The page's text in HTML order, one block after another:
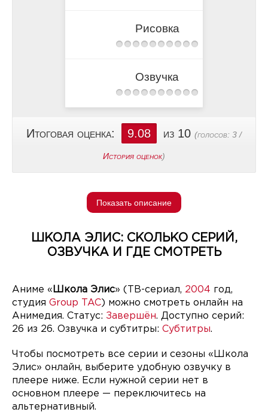
Рисовка
Озвучка
Итоговая оценка: 9.08 из 10 (голосов: 3 /
История оценок)
Показать описание
ШКОЛА ЭЛИС: СКОЛЬКО СЕРИЙ,
ОЗВУЧКА И ГДЕ СМОТРЕТЬ
Аниме « Школа Элис» (ТВ-сериал, 2004 год,
студия Group TAC ) можно смотреть онлайн на
Анимедия. Статус: Завершён. Доступно серий:
26 из 26. Озвучка и субтитры: Субтитры.
Чтобы посмотреть все серии и сезоны «Школа
Элис» онлайн, выберите удобную озвучку в
плеере ниже. Если нужной серии нет в
основном плеере — переключитесь на
альтернативный.